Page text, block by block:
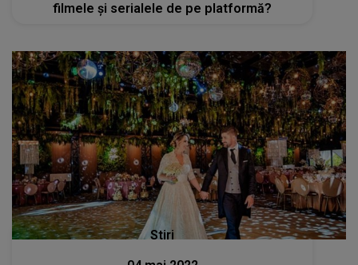
filmele şi serialele de pe platformă?
Stiri